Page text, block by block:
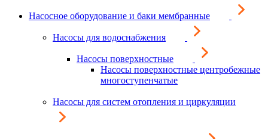
Насосное оборудование и баки мембранные
Насосы для водоснабжения
Насосы поверхностные
Насосы поверхностные центробежные
многоступенчатые
Насосы для систем отопления и циркуляции